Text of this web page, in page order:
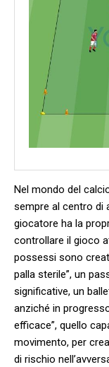
Nel mondo del
sempre al centro⁢ di
giocatore⁣ ha ⁢la​
controllare il​ gioco⁢
possessi​ sono
palla ⁢sterile”, un
significative, un
anziché in
efficace”, quello‍
movimento, per
di rischio